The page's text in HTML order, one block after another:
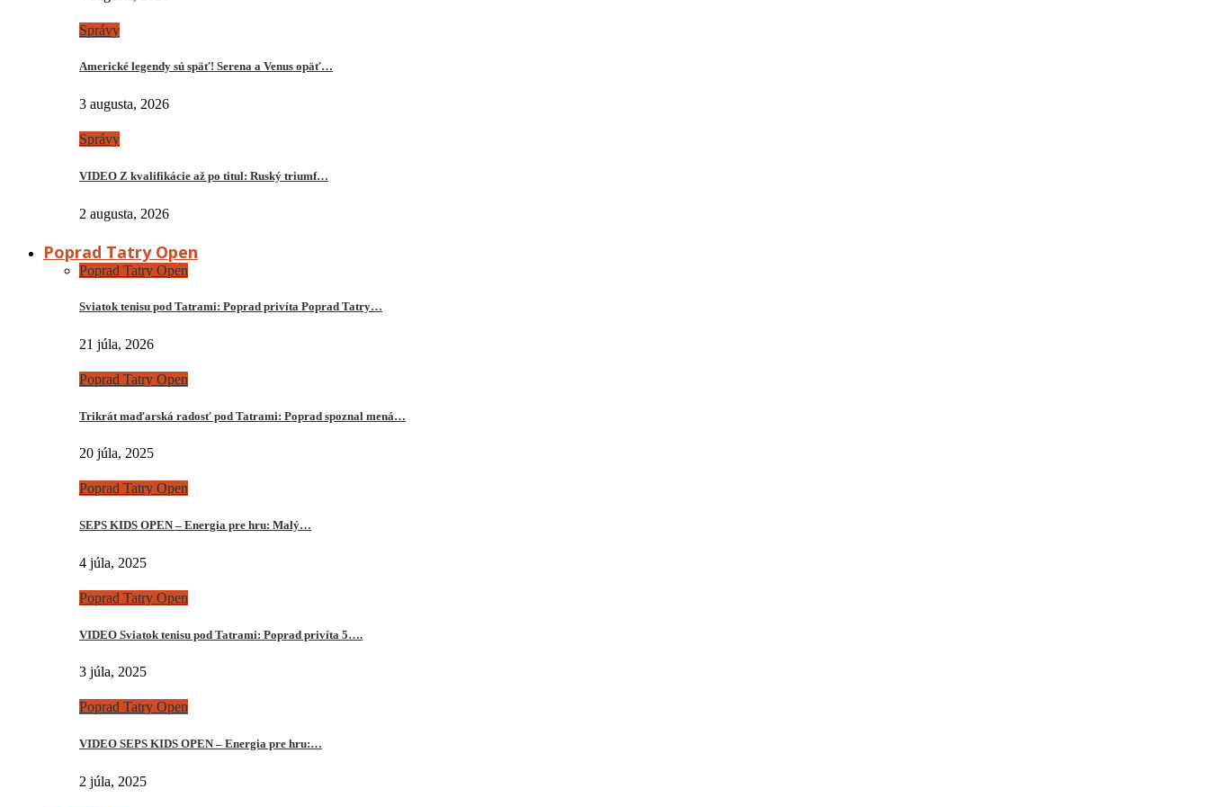
Správy
Americké legendy sú späť! Serena a Venus opäť…
3 augusta, 2026
Správy
VIDEO Z kvalifikácie až po titul: Ruský triumf…
2 augusta, 2026
Poprad Tatry Open
Poprad Tatry Open
Sviatok tenisu pod Tatrami: Poprad privíta Poprad Tatry…
21 júla, 2026
Poprad Tatry Open
Trikrát maďarská radosť pod Tatrami: Poprad spoznal mená…
20 júla, 2025
Poprad Tatry Open
SEPS KIDS OPEN – Energia pre hru: Malý…
4 júla, 2025
Poprad Tatry Open
VIDEO Sviatok tenisu pod Tatrami: Poprad privíta 5….
3 júla, 2025
Poprad Tatry Open
VIDEO SEPS KIDS OPEN – Energia pre hru:…
2 júla, 2025